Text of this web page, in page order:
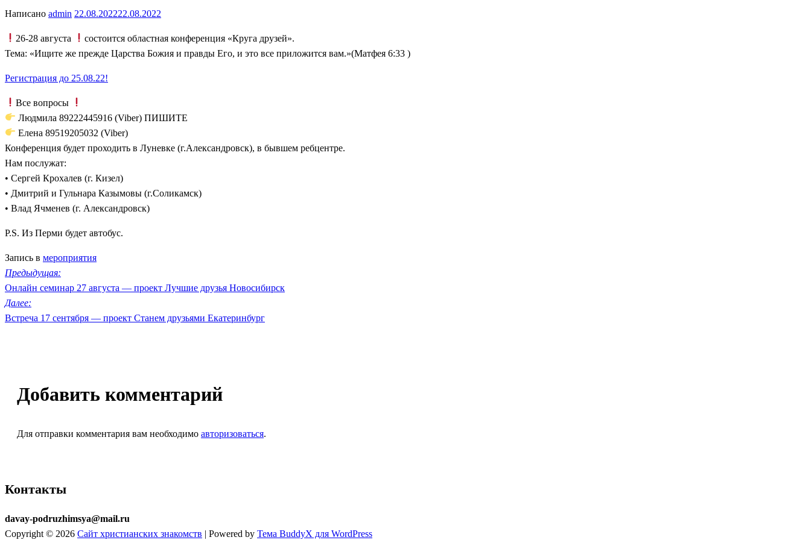
Написано admin 22.08.202222.08.2022
26-28 августа
состоится областная конференция «Круга друзей».
Тема: «Ищите же прежде Царства Божия и правды Его, и это все приложится вам.»(Матфея 6:33 )
Регистрация до 25.08.22!
Все вопросы
Людмила 89222445916 (Viber) ПИШИТЕ
Елена 89519205032 (Viber)
Конференция будет проходить в Луневке (г.Александровск), в бывшем ребцентре.
Нам послужат:
• Сергей Крохалев (г. Кизел)
• Дмитрий и Гульнара Казымовы (г.Соликамск)
• Влад Ячменев (г. Александровск)
P.S. Из Перми будет автобус.
Запись в мероприятия
Навигация
по
записям
Предыдущая:
Онлайн семинар 27 августа — проект Лучшие друзья Новосибирск
Далее:
Встреча 17 сентября — проект Станем друзьями Екатеринбург
Добавить комментарий
Для отправки комментария вам необходимо авторизоваться.
Контакты
davay-podruzhimsya@mail.ru
Copyright © 2026 Сайт христианских знакомств | Powered by Тема BuddyX для WordPress